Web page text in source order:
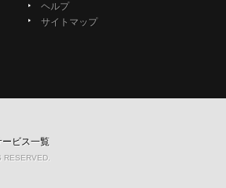
ヘルプ
サイトマップ
ービス一覧